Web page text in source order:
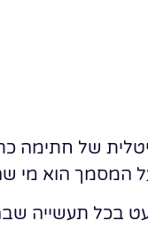
של
המסמך הוא מי
בכל תעשייה